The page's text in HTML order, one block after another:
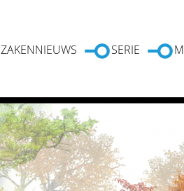
ZAKENNIEUWS SERIE